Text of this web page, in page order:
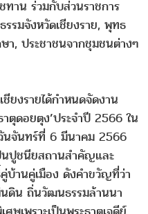
ทาน ร่วมกับส่วนราชการ
รมจังหวัดเชียงราย, พุทธ
า, ประชาชนจากชุมชนต่างๆ
ยงรายได้กำหนดจัดงาน
ตุดอยตุง’ประจำปี 2566 ใน
นจันทร์ที่ 6 มีนาคม 2566
นปูชนียสถานสำคัญและ
บ้านคู่เมือง ดังคำขวัญที่ว่า
นดิน ถิ่นวัฒนธรรมล้านนา